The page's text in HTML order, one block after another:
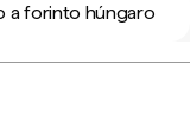
a forinto húngaro